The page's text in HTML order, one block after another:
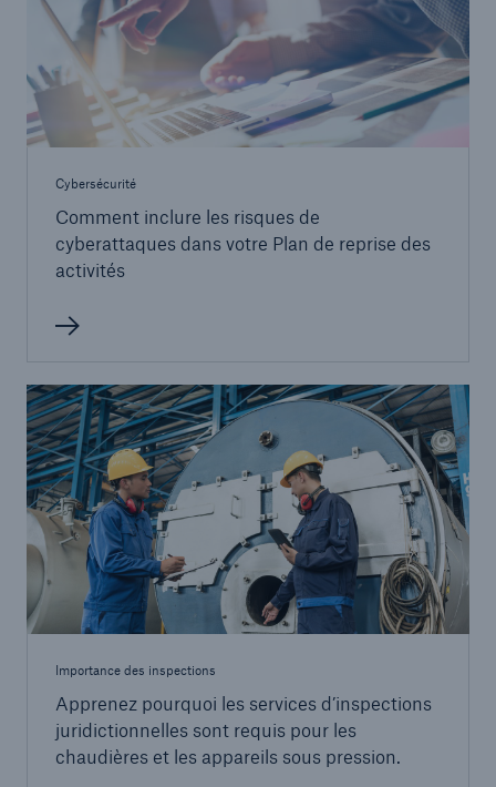
Cybersécurité
Comment inclure les risques de
cyberattaques dans votre Plan de reprise des
activités
Importance des inspections
Apprenez pourquoi les services d’inspections
juridictionnelles sont requis pour les
chaudières et les appareils sous pression.